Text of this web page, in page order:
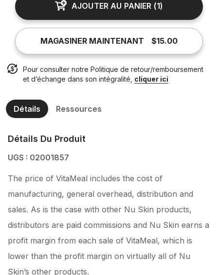
AJOUTER AU PANIER (1)
MAGASINER MAINTENANT $15.00
Pour consulter notre Politique de retour/remboursement
et d’échange dans son intégralité, cliquer ici
Détails Ressources
Détails Du Produit
UGS : 02001857
The price of VitaMeal includes the cost of
manufacturing, general overhead, distribution and
sales. As is the case with other Nu Skin products,
distributors are paid commissions and Nu Skin earns a
profit margin from each sale of VitaMeal, which is
lower than the profit margin on virtually all of Nu
Skin’s other products.